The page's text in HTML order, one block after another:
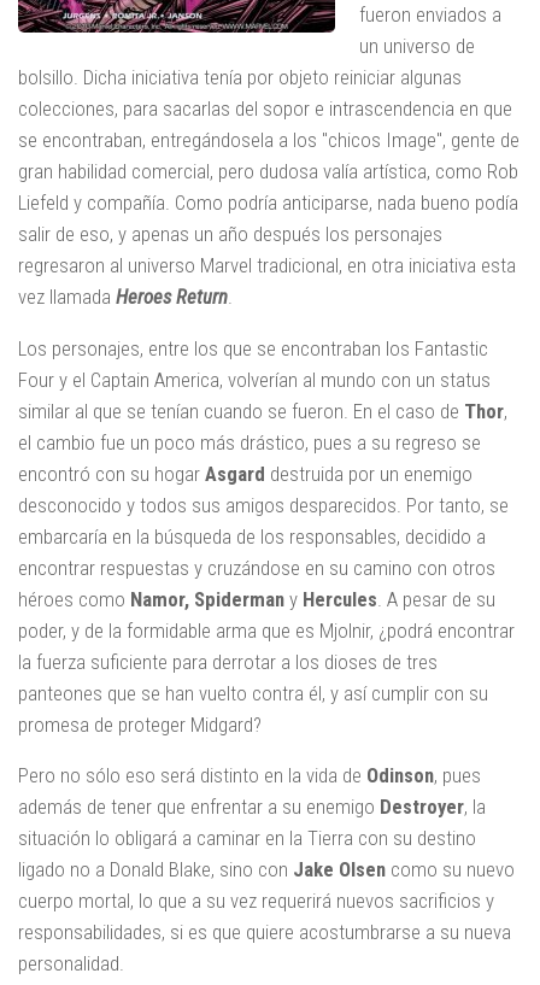
fueron enviados a
un universo de
bolsillo. Dicha iniciativa tenía por objeto reiniciar algunas
colecciones, para sacarlas del sopor e intrascendencia en que
se encontraban, entregándosela a los "chicos Image", gente de
gran habilidad comercial, pero dudosa valía artística, como Rob
Liefeld y compañía. Como podría anticiparse, nada bueno podía
salir de eso, y apenas un año después los personajes
regresaron al universo Marvel tradicional, en otra iniciativa esta
vez llamada Heroes Return
Los personajes, entre los que se encontraban los Fantastic
Four y el Captain America, volverían al mundo con un status
similar al que se tenían cuando se fueron. En el caso de Thor,
el cambio fue un poco más drástico, pues a su regreso se
encontró con su hogar Asgard destruida por un enemigo
desconocido y todos sus amigos desparecidos. Por tanto, se
embarcaría en la búsqueda de los responsables, decidido a
encontrar respuestas y cruzándose en su camino con otros
héroes como Namor, Spiderman y Hercules . A pesar de su
poder, y de la formidable arma que es Mjolnir, ¿podrá encontrar
la fuerza suficiente para derrotar a los dioses de tres
panteones que se han vuelto contra él, y así cumplir con su
promesa de proteger Midgard?
Pero no sólo eso será distinto en la vida de Odinson, pues
además de tener que enfrentar a su enemigo Destroyer, la
situación lo obligará a caminar en la Tierra con su destino
ligado no a Donald Blake, sino con Jake Olsen como su nuevo
cuerpo mortal, lo que a su vez requerirá nuevos sacrificios y
responsabilidades, si es que quiere acostumbrarse a su nueva
personalidad.